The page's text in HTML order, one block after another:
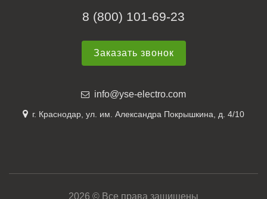
8 (800) 101-69-23
Заказать звонок
info@yse-electro.com
г. Краснодар, ул. им. Александра Покрышкина, д. 4/10
2026 © Все права защищены